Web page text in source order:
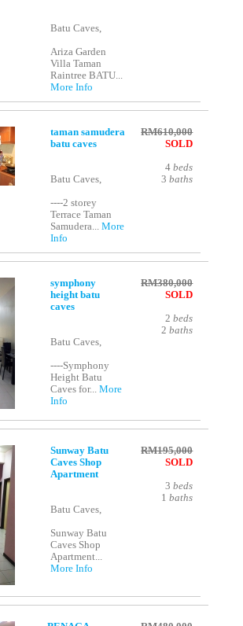
Batu Caves,
Ariza Garden
Villa Taman
Raintree BATU...
More Info
taman samudera
batu caves
Batu Caves,
----2 storey
Terrace Taman
Samudera...More
Info
RM610,000
SOLD
4 beds
3 baths
symphony
height batu
caves
Batu Caves,
----Symphony
Height Batu
Caves for...More
Info
RM380,000
SOLD
2 beds
2 baths
Sunway Batu
Caves Shop
Apartment
Batu Caves,
Sunway Batu
Caves Shop
Apartment...
More Info
RM195,000
SOLD
3 beds
1 baths